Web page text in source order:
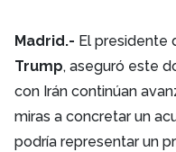
Madrid.- El presidente
Trump, aseguró este
con Irán continúan
miras a concretar un
podría representar un